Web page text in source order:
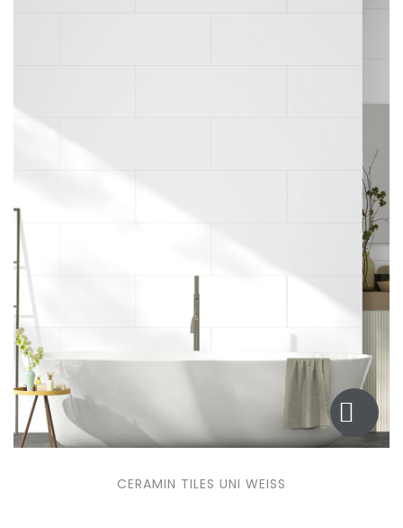
CERAMIN TILES UNI WEISS